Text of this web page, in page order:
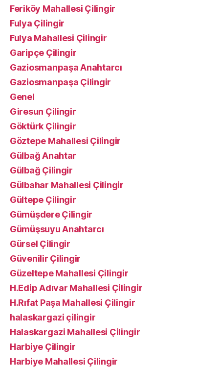
Feriköy Mahallesi Çilingir
Fulya Çilingir
Fulya Mahallesi Çilingir
Garipçe Çilingir
Gaziosmanpaşa Anahtarcı
Gaziosmanpaşa Çilingir
Genel
Giresun Çilingir
Göktürk Çilingir
Göztepe Mahallesi Çilingir
Gülbağ Anahtar
Gülbağ Çilingir
Gülbahar Mahallesi Çilingir
Gültepe Çilingir
Gümüşdere Çilingir
Gümüşsuyu Anahtarcı
Gürsel Çilingir
Güvenilir Çilingir
Güzeltepe Mahallesi Çilingir
H.Edip Adıvar Mahallesi Çilingir
H.Rıfat Paşa Mahallesi Çilingir
halaskargazi çilingir
Halaskargazi Mahallesi Çilingir
Harbiye Çilingir
Harbiye Mahallesi Çilingir